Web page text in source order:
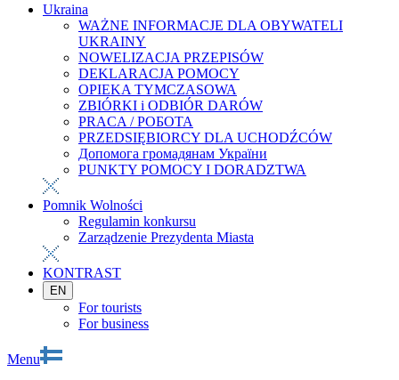
Ukraina
WAŻNE INFORMACJE DLA OBYWATELI
UKRAINY
NOWELIZACJA PRZEPISÓW
DEKLARACJA POMOCY
OPIEKA TYMCZASOWA
ZBIÓRKI i ODBIÓR DARÓW
PRACA / РОБОТА
PRZEDSIĘBIORCY DLA UCHODŹCÓW
Допомога громадянам України
PUNKTY POMOCY I DORADZTWA
Pomnik Wolności
Regulamin konkursu
Zarządzenie Prezydenta Miasta
KONTRAST
EN
For tourists
For business
Menu